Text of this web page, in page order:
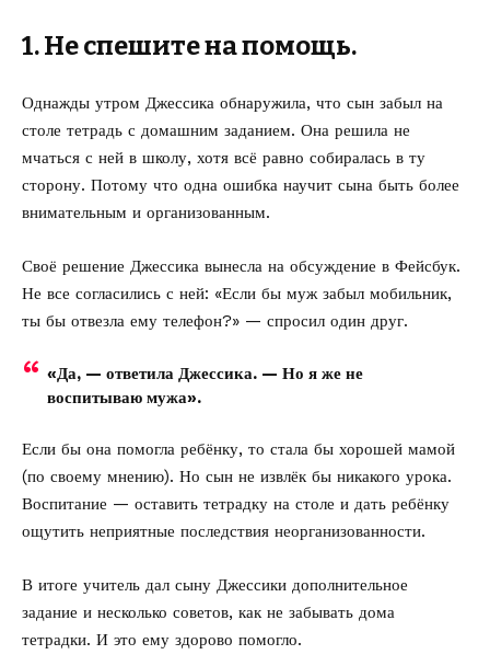
1. Не спешите на помощь.
Однажды утром Джессика обнаружила, что сын забыл на
столе тетрадь с домашним заданием. Она решила не
мчаться с ней в школу, хотя всё равно собиралась в ту
сторону. Потому что одна ошибка научит сына быть более
внимательным и организованным.
Своё решение Джессика вынесла на обсуждение в Фейсбук.
Не все согласились с ней: «Если бы муж забыл мобильник,
ты бы отвезла ему телефон?» — спросил один друг.
«Да, — ответила Джессика. — Но я же не
воспитываю мужа».
Если бы она помогла ребёнку, то стала бы хорошей мамой
(по своему мнению). Но сын не извлёк бы никакого урока.
Воспитание — оставить тетрадку на столе и дать ребёнку
ощутить неприятные последствия неорганизованности.
В итоге учитель дал сыну Джессики дополнительное
задание и несколько советов, как не забывать дома
тетрадки. И это ему здорово помогло.